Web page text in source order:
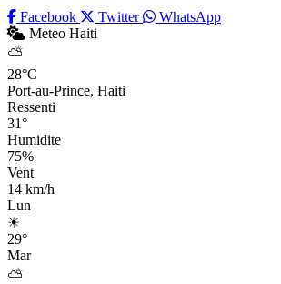
Facebook
Twitter
WhatsApp
Meteo Haiti
⛅
28°C
Port-au-Prince, Haiti
Ressenti
31°
Humidite
75%
Vent
14 km/h
Lun
☀
29°
Mar
⛅